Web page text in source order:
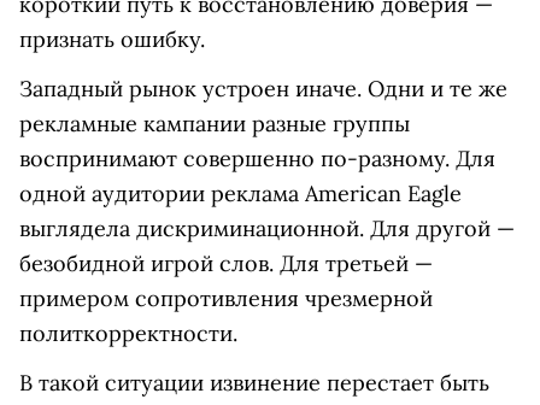
признать ошибку.
Западный рынок устроен иначе. Одни и те же
рекламные кампании разные группы
воспринимают совершенно по-разному. Для
одной аудитории реклама American Eagle
выглядела дискриминационной. Для другой —
безобидной игрой слов. Для третьей —
примером сопротивления чрезмерной
политкорректности.
В такой ситуации извинение перестает быть